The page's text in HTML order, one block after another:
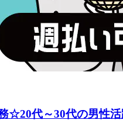
☆20代～30代の男性